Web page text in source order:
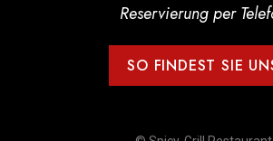
Reservierung per
SO FINDEST SIE